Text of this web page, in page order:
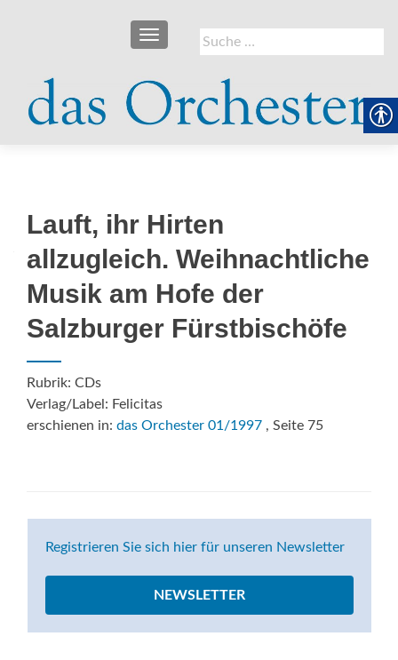
Suche
nach:
SCHALTE NAVIGATION
Lauft, ihr Hirten
allzugleich. Weihnachtliche
Musik am Hofe der
Salzburger Fürstbischöfe
Rubrik: CDs
Verlag/Label: Felicitas
erschienen in: das Orchester 01/1997 , Seite 75
Registrieren Sie sich hier für unseren Newsletter
NEWSLETTER